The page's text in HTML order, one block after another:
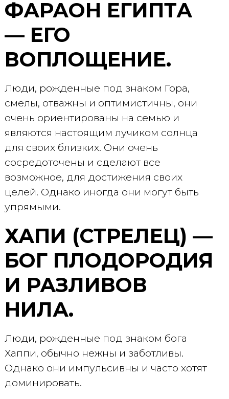
ФАРАОН ЕГИПТА
— ЕГО
ВОПЛОЩЕНИЕ.
Люди, рожденные под знаком Гора,
смелы, отважны и оптимистичны, они
очень ориентированы на семью и
являются настоящим лучиком солнца
для своих близких. Они очень
сосредоточены и сделают все
возможное, для достижения своих
целей. Однако иногда они могут быть
упрямыми.
ХАПИ (СТРЕЛЕЦ) —
БОГ ПЛОДОРОДИЯ
И РАЗЛИВОВ
НИЛА.
Люди, рожденные под знаком бога
Хаппи, обычно нежны и заботливы.
Однако они импульсивны и часто хотят
доминировать.